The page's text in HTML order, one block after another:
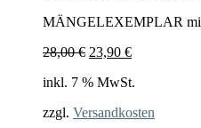
MÄNGELEXEMPLAR mit
28,00€ Ursprünglicher
war:
23,90 €Aktueller
ist:
inkl. 7 % MwSt.
zzgl. Versandkosten